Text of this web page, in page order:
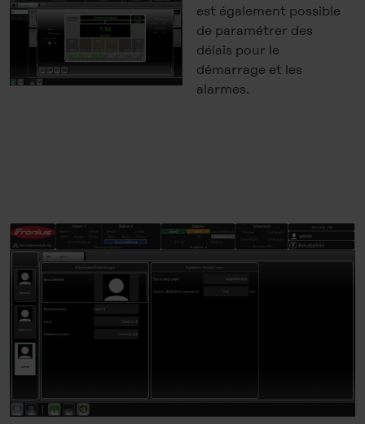
est également possible
de paramétrer des
délais pour le
démarrage et les
alarmes.